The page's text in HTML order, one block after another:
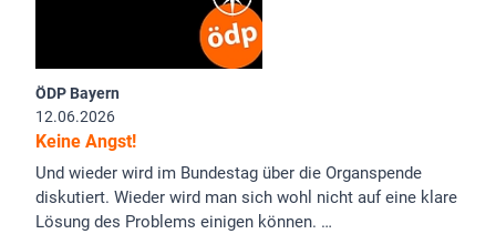
ÖDP Bayern
12.06.2026
Keine Angst!
Und wieder wird im Bundestag über die Organspende
diskutiert. Wieder wird man sich wohl nicht auf eine klare
Lösung des Problems einigen können. …